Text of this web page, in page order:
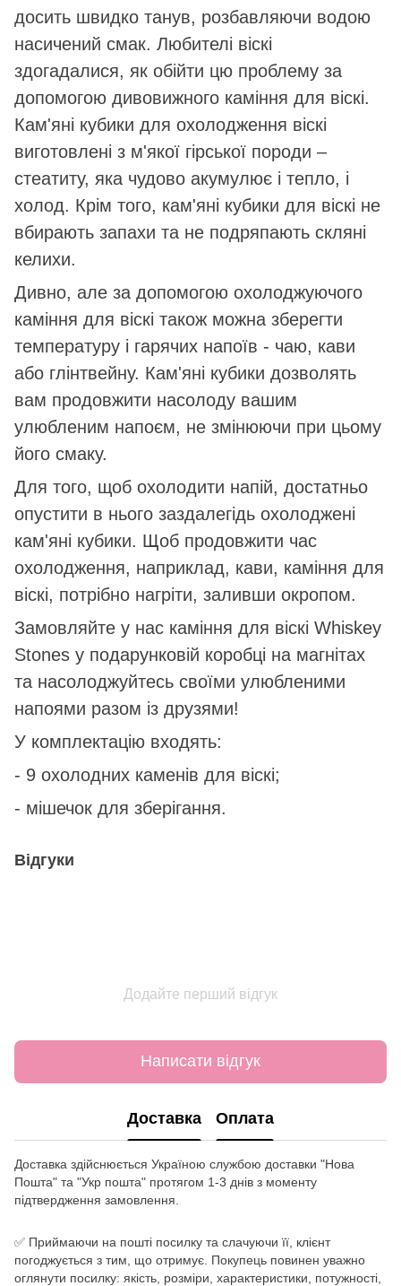
досить швидко танув, розбавляючи водою
насичений смак. Любителі віскі
здогадалися, як обійти цю проблему за
допомогою дивовижного каміння для віскі.
Кам'яні кубики для охолодження віскі
виготовлені з м'якої гірської породи –
стеатиту, яка чудово акумулює і тепло, і
холод. Крім того, кам'яні кубики для віскі не
вбирають запахи та не подряпають скляні
келихи.
Дивно, але за допомогою охолоджуючого
каміння для віскі також можна зберегти
температуру і гарячих напоїв - чаю, кави
або глінтвейну. Кам'яні кубики дозволять
вам продовжити насолоду вашим
улюбленим напоєм, не змінюючи при цьому
його смаку.
Для того, щоб охолодити напій, достатньо
опустити в нього заздалегідь охолоджені
кам'яні кубики. Щоб продовжити час
охолодження, наприклад, кави, каміння для
віскі, потрібно нагріти, заливши окропом.
Замовляйте у нас каміння для віскі Whiskey
Stones у подарунковій коробці на магнітах
та насолоджуйтесь своїми улюбленими
напоями разом із друзями!
У комплектацію входять:
- 9 охолодних каменів для віскі;
- мішечок для зберігання.
Відгуки
Додайте перший відгук
Написати відгук
Доставка Оплата
Доставка здійснюється Україною службою доставки "Нова
Пошта" та "Укр пошта" протягом 1-3 днів з моменту
підтвердження замовлення.
✅ Приймаючи на пошті посилку та слачуючи її, клієнт
погоджується з тим, що отримує. Покупець повинен уважно
оглянути посилку: якість, розміри, характеристики, потужності,